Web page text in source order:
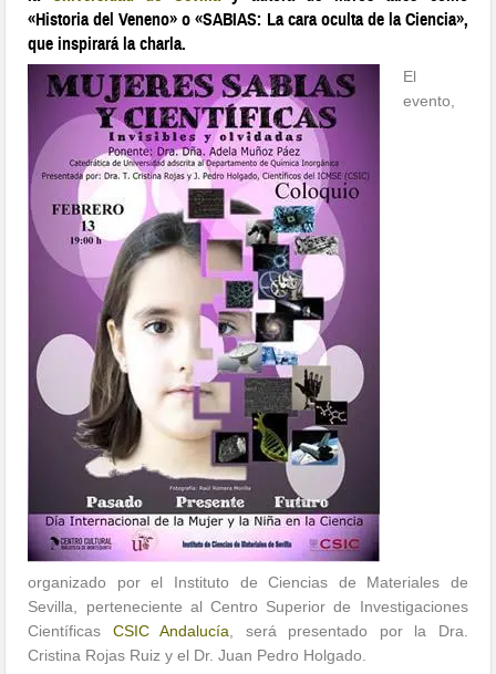
«Historia del Veneno» o «SABIAS: La cara oculta de la Ciencia»,
que inspirará la charla.
El
evento,
organizado por el Instituto de Ciencias de Materiales de
Sevilla, perteneciente al Centro Superior de Investigaciones
Científicas CSIC Andalucía , será presentado por la Dra.
Cristina Rojas Ruiz y el Dr. Juan Pedro Holgado.